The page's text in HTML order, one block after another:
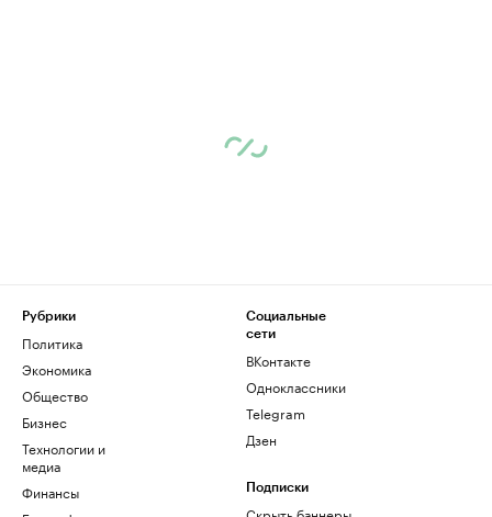
Рубрики
Политика
Экономика
Общество
Бизнес
Технологии и
медиа
Финансы
Социальные
сети
ВКонтакте
Одноклассники
Telegram
Дзен
Подписки